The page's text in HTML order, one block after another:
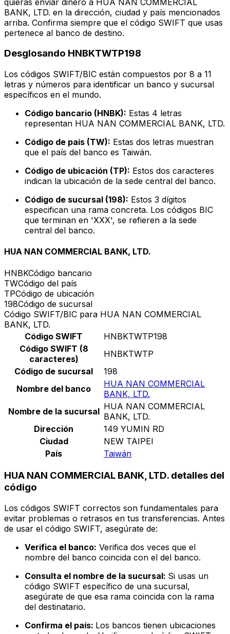
BANK, LTD. en la dirección, ciudad y país mencionados
arriba. Confirma siempre que el código SWIFT que usas
pertenece al banco de destino.
Desglosando HNBKTWTP198
Los códigos SWIFT/BIC están compuestos por 8 a 11
letras y números para identificar un banco y sucursal
específicos en el mundo.
Código bancario (HNBK): Estas 4 letras
representan HUA NAN COMMERCIAL BANK, LTD.
Código de país (TW): Estas dos letras muestran
que el país del banco es Taiwán.
Código de ubicación (TP): Estos dos caracteres
indican la ubicación de la sede central del banco.
Código de sucursal (198): Estos 3 dígitos
especifican una rama concreta. Los códigos BIC
que terminan en 'XXX', se refieren a la sede
central del banco.
HUA NAN COMMERCIAL BANK, LTD.
HNBKCódigo bancario
TWCódigo del país
TPCódigo de ubicación
198Código de sucursal
Código SWIFT/BIC para HUA NAN COMMERCIAL
BANK, LTD.
Código SWIFT
HNBKTWTP198
Código SWIFT (8
caracteres)
HNBKTWTP
Código de sucursal
198
Nombre del banco
HUA NAN COMMERCIAL
BANK, LTD.
Nombre de la sucursal HUA NAN COMMERCIAL
BANK, LTD.
Dirección
149 YUMIN RD
Ciudad
NEW TAIPEI
País
Taiwán
HUA NAN COMMERCIAL BANK, LTD. detalles del
código
Los códigos SWIFT correctos son fundamentales para
evitar problemas o retrasos en tus transferencias. Antes
de usar el código SWIFT, asegúrate de:
Verifica el banco: Verifica dos veces que el
nombre del banco coincida con el del banco.
Consulta el nombre de la sucursal: Si usas un
código SWIFT específico de una sucursal,
asegúrate de que esa rama coincida con la rama
del destinatario.
Confirma el país: Los bancos tienen ubicaciones